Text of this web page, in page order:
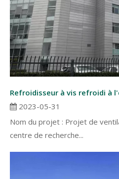
2023-05-31
Nom du projet : Projet de
centre de recherche...